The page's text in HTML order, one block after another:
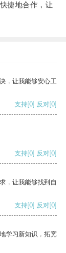
捷地合作，让
，让我能够安心工
支持[0] 反对[0]
支持[0] 反对[0]
，让我能够找到自
支持[0] 反对[0]
学习新知识，拓宽